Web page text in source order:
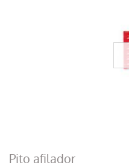
Pito afilador